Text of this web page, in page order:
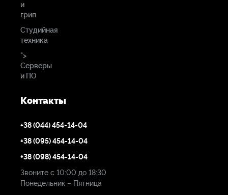
и
грип
Студийная
техника
">
Серверы
и ПО
Контакты
+38 (044) 454-14-04
+38 (095) 454-14-04
+38 (098) 454-14-04
Звоните с 10:00 до 18:30
Понедельник – Пятница